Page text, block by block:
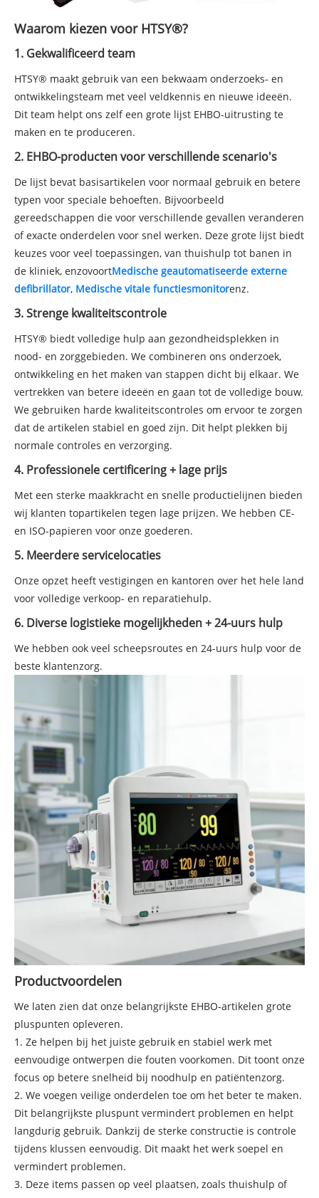
Waarom kiezen voor HTSY®?
1. Gekwalificeerd team
HTSY® maakt gebruik van een bekwaam onderzoeks- en
ontwikkelingsteam met veel veldkennis en nieuwe ideeën.
Dit team helpt ons zelf een grote lijst EHBO-uitrusting te
maken en te produceren.
2. EHBO-producten voor verschillende scenario's
De lijst bevat basisartikelen voor normaal gebruik en betere
typen voor speciale behoeften. Bijvoorbeeld
gereedschappen die voor verschillende gevallen veranderen
of exacte onderdelen voor snel werken. Deze grote lijst biedt
keuzes voor veel toepassingen, van thuishulp tot banen in
de kliniek, enzovoortMedische geautomatiseerde externe
defibrillator, Medische vitale functiesmonitorenz.
3. Strenge kwaliteitscontrole
HTSY® biedt volledige hulp aan gezondheidsplekken in
nood- en zorggebieden. We combineren ons onderzoek,
ontwikkeling en het maken van stappen dicht bij elkaar. We
vertrekken van betere ideeën en gaan tot de volledige bouw.
We gebruiken harde kwaliteitscontroles om ervoor te zorgen
dat de artikelen stabiel en goed zijn. Dit helpt plekken bij
normale controles en verzorging.
4. Professionele certificering + lage prijs
Met een sterke maakkracht en snelle productielijnen bieden
wij klanten topartikelen tegen lage prijzen. We hebben CE-
en ISO-papieren voor onze goederen.
5. Meerdere servicelocaties
Onze opzet heeft vestigingen en kantoren over het hele land
voor volledige verkoop- en reparatiehulp.
6. Diverse logistieke mogelijkheden + 24-uurs hulp
We hebben ook veel scheepsroutes en 24-uurs hulp voor de
beste klantenzorg.
Productvoordelen
We laten zien dat onze belangrijkste EHBO-artikelen grote
pluspunten opleveren.
1. Ze helpen bij het juiste gebruik en stabiel werk met
eenvoudige ontwerpen die fouten voorkomen. Dit toont onze
focus op betere snelheid bij noodhulp en patiëntenzorg.
2. We voegen veilige onderdelen toe om het beter te maken.
Dit belangrijkste pluspunt vermindert problemen en helpt
langdurig gebruik. Dankzij de sterke constructie is controle
tijdens klussen eenvoudig. Dit maakt het werk soepel en
vermindert problemen.
3. Deze items passen op veel plaatsen, zoals thuishulp of